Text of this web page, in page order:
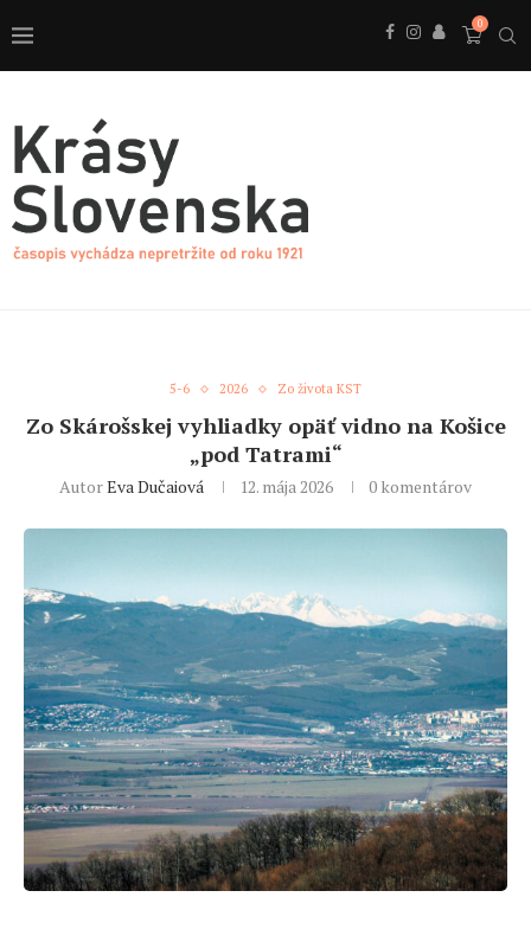
0
5-6 2026 Zo života KST
Zo Skárošskej vyhliadky opäť vidno na Košice
„pod Tatrami“
AutorEva Dučaiová 12. mája 2026 0 komentárov